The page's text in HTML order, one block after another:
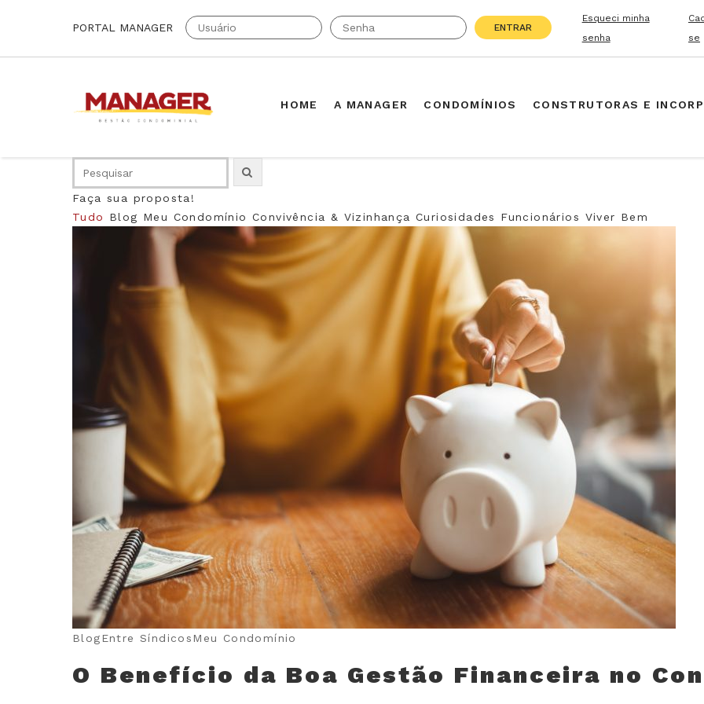
PORTAL MANAGER ENTRAR
Esqueci minha
senha
se
HOME A MANAGER CONDOMÍNIOS CONSTRUTORAS E
Faça sua proposta!
Tudo
Blog Meu Condomínio Convivência & Vizinhança Curiosidades Funcionários Viver Bem
BlogEntre SíndicosMeu Condomínio
O Benefício da Boa Gestão Financeira no